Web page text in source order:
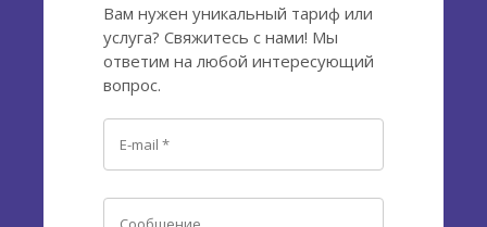
Вам нужен уникальный тариф или
услуга? Свяжитесь с нами! Мы
ответим на любой интересующий
вопрос.